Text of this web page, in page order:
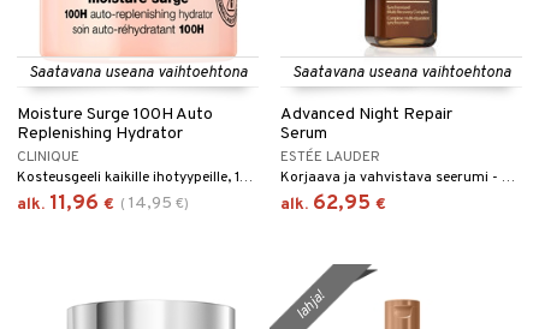
Saatavana useana vaihtoehtona
Moisture Surge 100H Auto
Replenishing Hydrator
CLINIQUE
Kosteusgeeli kaikille ihotyypeille, 100 tuntia, Clinique.
alk. 11,96 € ( 14,95 €)
Saatavana useana vaihtoehtona
Advanced Night Repair
Serum
ESTÉE LAUDER
Korjaava ja vahvistava seerumi - Estée Lauder
alk. 62,95 €
lahja!
1: Puhdistus
2: Kirkastus
3: Kosteutus
ja Vartalonhoito
ja naamiot
Elixir